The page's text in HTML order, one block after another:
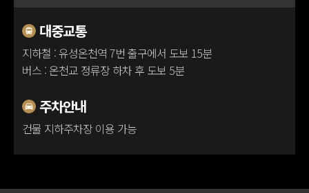
대중교통
지하철 : 유성온천역 7번 출구에서 도보 15분
버스 : 온천교 정류장 하차 후 도보 5분
주차안내
건물 지하주차장 이용 가능